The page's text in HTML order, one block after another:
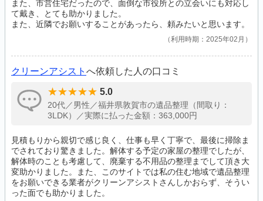
また、市営住宅だったので、面倒な市役所との立会いにも対応し
て戴き、とても助かりました。
また、近隣でお願いすることがあったら、頼みたいと思います。
利用時期：2025年02月
クリーンアシスト へ依頼した人の口コミ
5.0
20代／男性／福井県敦賀市の遺品整理（間取り：
3LDK）／実際に払った金額：363,000円
見積もりから親切で感じ良く、仕事も早く丁寧で、最後に掃除ま
でされており驚きました。解体する予定の家屋の整理でしたが、
解体時のことも考慮して、廃棄する不用品の整理までして頂き大
変助かりました。また、このサイトでは私の住む地域で遺品整理
をお願いできる業者がクリーンアシストさんしかおらず、そうい
った面でも助かりました。